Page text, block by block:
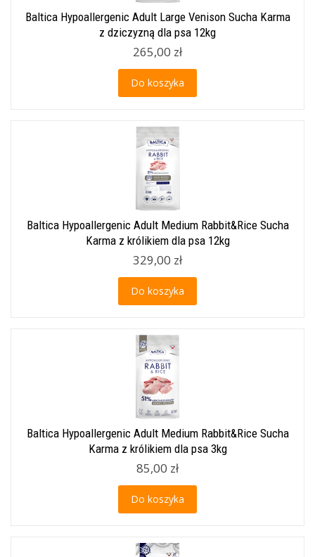
Baltica Hypoallergenic Adult Large Venison Sucha Karma
z dziczyzną dla psa 12kg
265,00 zł
Do koszyka
Baltica Hypoallergenic Adult Medium Rabbit&Rice Sucha
Karma z królikiem dla psa 12kg
329,00 zł
Do koszyka
Baltica Hypoallergenic Adult Medium Rabbit&Rice Sucha
Karma z królikiem dla psa 3kg
85,00 zł
Do koszyka